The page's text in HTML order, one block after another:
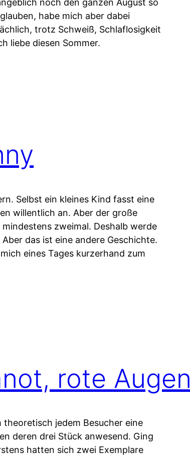
noch den ganzen August so
habe mich aber dabei
trotz Schweiß, Schlaflosigkeit
liebe diesen Sommer.
Selbst ein kleines Kind fasst eine
willentlich an. Aber der große
zweimal. Deshalb werde
das ist eine andere Geschichte.
eines Tages kurzerhand zum
rote Augen
jedem Besucher eine
deren drei Stück anwesend. Ging
hatten sich zwei Exemplare